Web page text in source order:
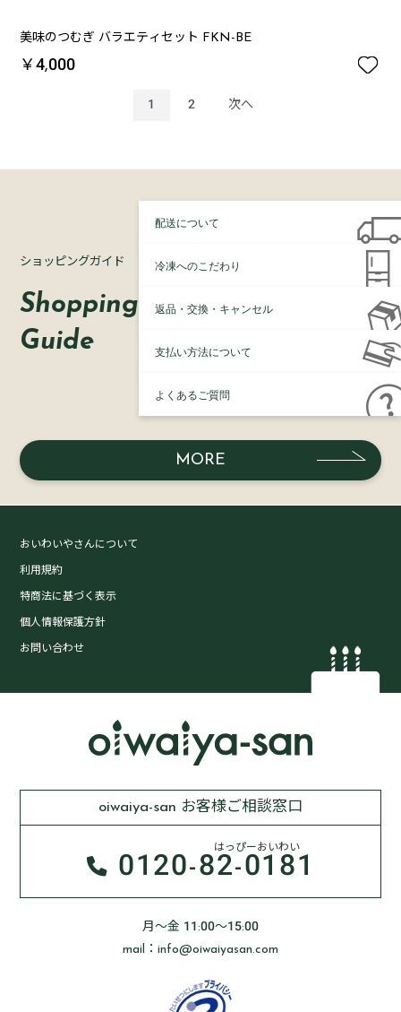
美味のつむぎ バラエティセット FKN-BE
￥4,000 
1 2 次へ
ショッピングガイド
Shopping
Guide
MORE
配送について
冷凍へのこだわり
返品・交換・キャンセル
支払い方法について
よくあるご質問
おいわいやさんについて
利用規約
特商法に基づく表示
個人情報保護方針
お問い合わせ
oiwaiya-san お客様ご相談窓口
0120-82-0181
はっぴーおいわい
月～金 11:00～15:00
mail：info@oiwaiyasan.com